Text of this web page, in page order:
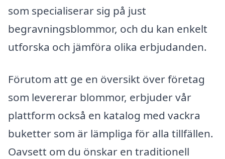
som specialiserar sig på just
begravningsblommor, och du kan enkelt
utforska och jämföra olika erbjudanden.
Förutom att ge en översikt över företag
som levererar blommor, erbjuder vår
plattform också en katalog med vackra
buketter som är lämpliga för alla tillfällen.
Oavsett om du önskar en traditionell